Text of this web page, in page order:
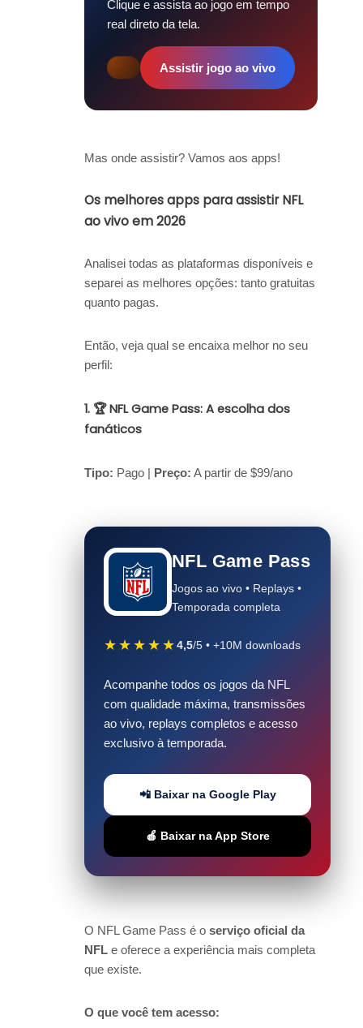
Clique e assista ao jogo em tempo
real direto da tela.
Assistir jogo ao vivo
Mas onde assistir? Vamos aos apps!
Os melhores apps para assistir NFL
ao vivo em 2026
Analisei todas as plataformas disponíveis e
separei as melhores opções: tanto gratuitas
quanto pagas.
Então, veja qual se encaixa melhor no seu
perfil:
1. 🏆 NFL Game Pass: A escolha dos
fanáticos
Tipo: Pago | Preço: A partir de $99/ano
NFL Game Pass
Jogos ao vivo • Replays •
Temporada completa
★★★★★4,5/5 • +10M downloads
Acompanhe todos os jogos da NFL
com qualidade máxima, transmissões
ao vivo, replays completos e acesso
exclusivo à temporada.
📲 Baixar na Google Play
🍎 Baixar na App Store
O NFL Game Pass é o serviço oficial da
NFL e oferece a experiência mais completa
que existe.
O que você tem acesso: